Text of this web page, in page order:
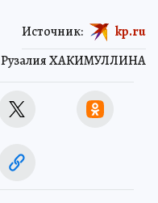
Рузалия ХАКИМУЛЛИНА
Источник: kp.ru